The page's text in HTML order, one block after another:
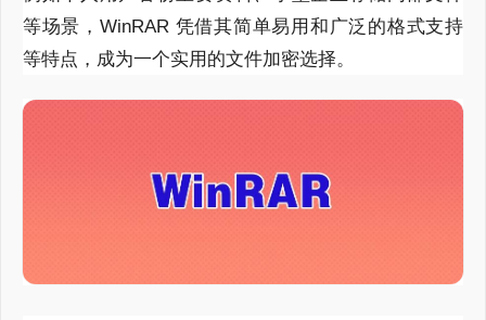
等场景， WinRAR 凭借其简单易用和广泛的格式支持
等特点，成为一个实用的文件加密选择。